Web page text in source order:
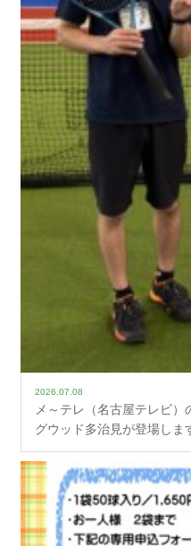
2026.07.08
メ～テレ（名古屋テレビ）
グウッド多治見が登場しま